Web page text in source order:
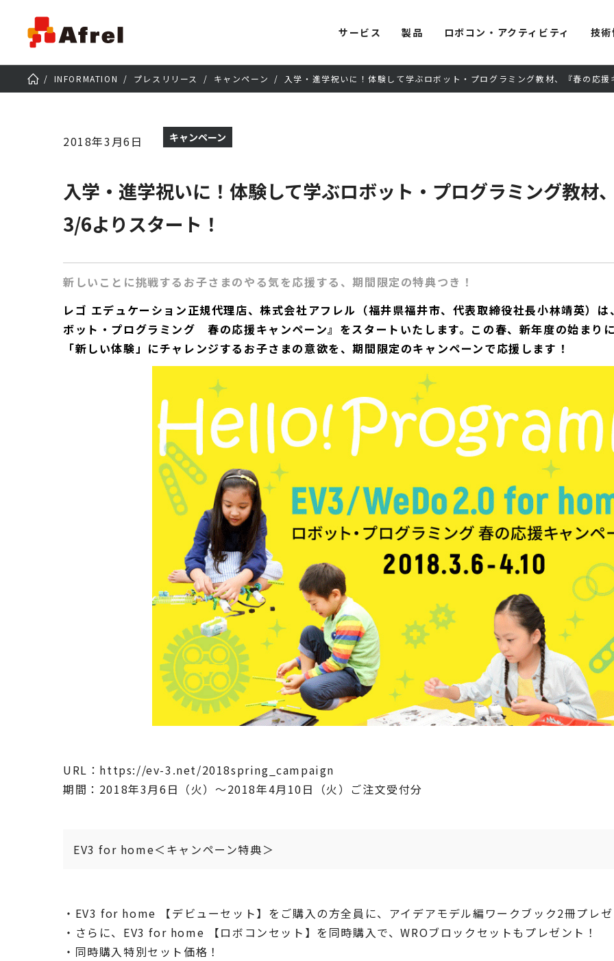
サービス 製品 ロボコン・アクティビティ 技
INFORMATION プレスリリース キャンペーン 入学・進学祝いに！体験して学ぶロボット・プログラミング教材、『春の応
2018年3月6日 キャンペーン
入学・進学祝いに！体験して学ぶロボット・プログラミング教材
3/6よりスタート！
新しいことに挑戦するお子さまのやる気を応援する、期間限定の特典つき！
レゴ エデュケーション正規代理店、株式会社アフレル（福井県福井市、代表取締役社長小林靖英）
ボット・プログラミング 春の応援キャンペーン』をスタートいたします。この春、新年度の始まり
「新しい体験」にチャレンジするお子さまの意欲を、期間限定のキャンペーンで応援します！
URL：https://ev-3.net/2018spring_campaign
期間：2018年3月6日（火）～2018年4月10日（火）ご注文受付分
EV3 for home＜キャンペーン特典＞
・EV3 for home 【デビューセット】をご購入の方全員に、アイデアモデル編ワークブック2冊プレ
・さらに、EV3 for home 【ロボコンセット】を同時購入で、WROブロックセットもプレゼント！
・同時購入特別セット価格！